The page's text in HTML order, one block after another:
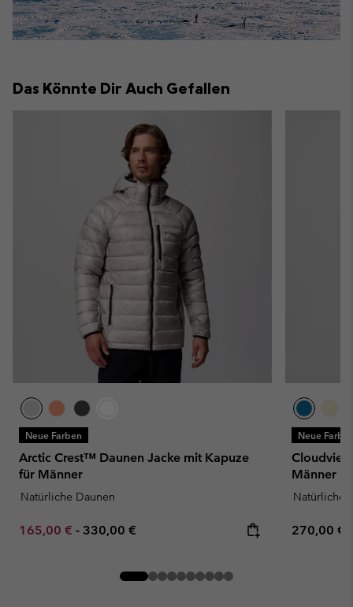
Das Könnte Dir Auch Gefallen
Neue Farben
Arctic Crest™ Daunen Jacke mit Kapuze
für Männer
Natürliche Daunen
Minimum sale price:
165,00 € - Maximum price:
330,00 €
Neue
Männer
Natürliche
Regular
270,00 €